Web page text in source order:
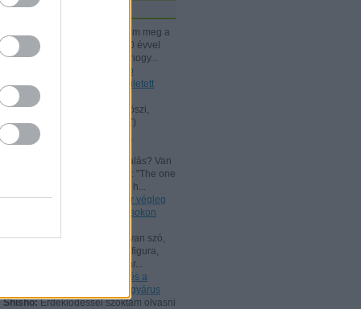
topikok
Nagymamámtól kaptam meg a
25 Kártyatrükköt, amit ő kb. 20 évvel
korábban vehetett. (Jó tudni, hogy...
A Rodolfo
bűvészdobozok - 110 éve született
Rodolfo
Kelle Botond:
@Omcsesz: Köszi,
javítottam.
2024.06.18. 10:17)
Beszámoló a bűvész Európa-
bajnokságról - FISM 2024
@Kelle Botond: És, csalás? Van
tudományos magyarázat erre: "The one
he bent with me peering over h...
(2021.07.25. 19:15
Uri Geller végleg
"megtért": bűvészkongresszusokon
Shisho:Szerintem itt is arról van szó,
hogy egy ennyire kidolgozott figura,
brand esetén fontos, hogy már...
Rodolfo és a
Dunából kimentett kínai gyöngyárus
Shisho:Érdeklődéssel szoktam olvasni